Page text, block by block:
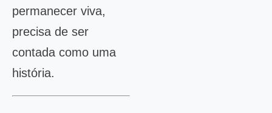
permanecer viva,
precisa de ser
contada como uma
história.